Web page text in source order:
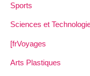
Sports
Sciences et
[frVoyages
Arts Plastiques